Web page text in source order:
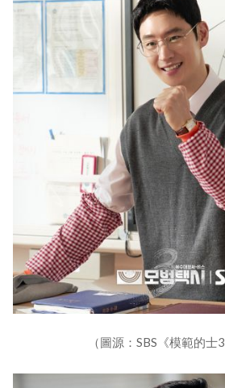
（圖源：SBS《模範的士